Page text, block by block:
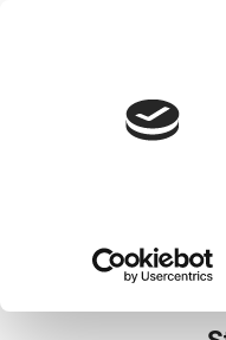
bestellen und ausdrucken